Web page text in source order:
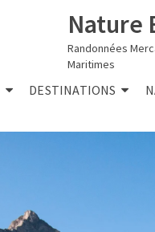
Nature
Randonnées
Maritimes
DESTINATIONS